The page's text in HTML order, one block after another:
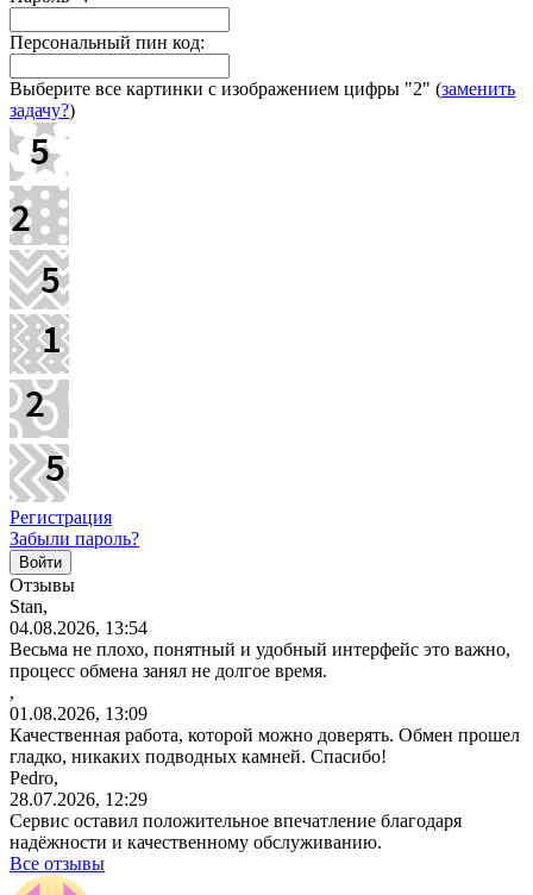
Персональный пин код:
Выберите все картинки с изображением цифры "2" (заменить
задачу?)
Регистрация
Забыли пароль?
Отзывы
Stan,
04.08.2026, 13:54
Весьма не плохо, понятный и удобный интерфейс это важно,
процесс обмена занял не долгое время.
,
01.08.2026, 13:09
Качественная работа, которой можно доверять. Обмен прошел
гладко, никаких подводных камней. Спасибо!
Pedro,
28.07.2026, 12:29
Сервис оставил положительное впечатление благодаря
надёжности и качественному обслуживанию.
Все отзывы